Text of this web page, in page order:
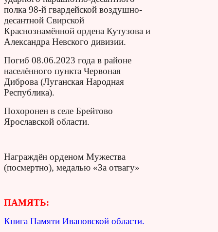
полка 98-й гвардейской воздушно-
десантной Свирской
Краснознамённой ордена Кутузова и
Александра Невского дивизии.
Погиб 08.06.2023 года в районе
населённого пункта Червоная
Диброва (Луганская Народная
Республика).
Похоронен в селе Брейтово
Ярославской области.
Награждён орденом Мужества
(посмертно), медалью «За отвагу»
ПАМЯТЬ:
Книга Памяти Ивановской области.